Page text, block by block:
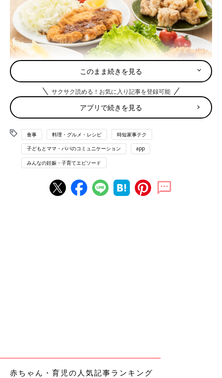
kuppa_rock/gettyimages
「あなたがよく買うお惣菜はありますか？その理由と合わせて教
えてください」では、ふたりにひとりが「揚げ物」とコメント
ました。人気のお惣菜は以下のようになりました。
１位 コロッケ
「メンチカツや天ぷらをよく買います。小さい子どもがいると揚
げ物調理は危ないので」（ミナミ）
このまま続きを見る
サクサク読める！お気に入り記事を登録可能
アプリで続きを見る
食事 料理・グルメ・レシピ 時短家事テク
子どもとママ・パパのコミュニケーション app
みんなの妊娠・子育てエピソード
赤ちゃん・育児の人気記事ランキング